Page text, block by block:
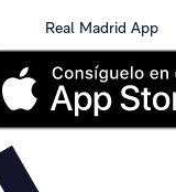
Real Madrid App